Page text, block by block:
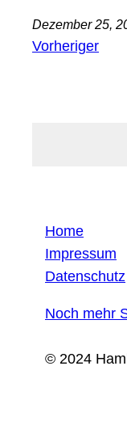
Dezember 25,
Vorheriger
Home
Impressum
Datenschutz
Noch mehr
© 2024